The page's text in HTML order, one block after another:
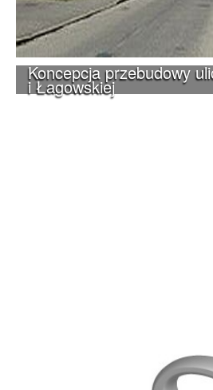
Koncepcja przebudowy
i Łagowskiej